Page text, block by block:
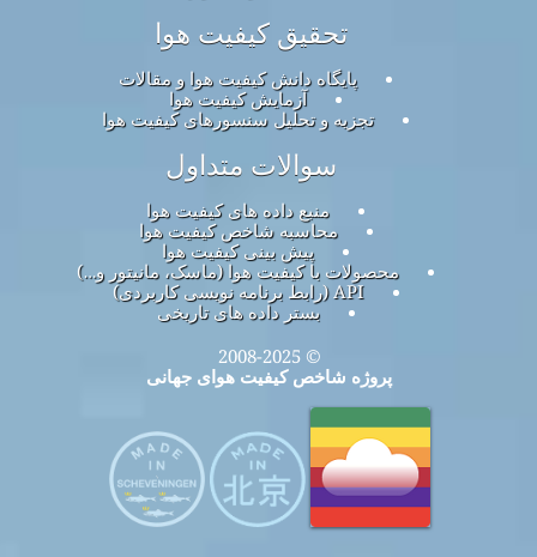
تحقیق کیفیت هوا
پایگاه دانش کیفیت هوا و مقالات
آزمایش کیفیت هوا
تجزیه و تحلیل سنسورهای کیفیت هوا
سوالات متداول
منبع داده های کیفیت هوا
محاسبه شاخص کیفیت هوا
پیش بینی کیفیت هوا
محصولات با کیفیت هوا (ماسک، مانیتور و…)
API (رابط برنامه نویسی کاربردی)
بستر داده های تاریخی
© 2008-2025
پروژه شاخص کیفیت هوای جهانی